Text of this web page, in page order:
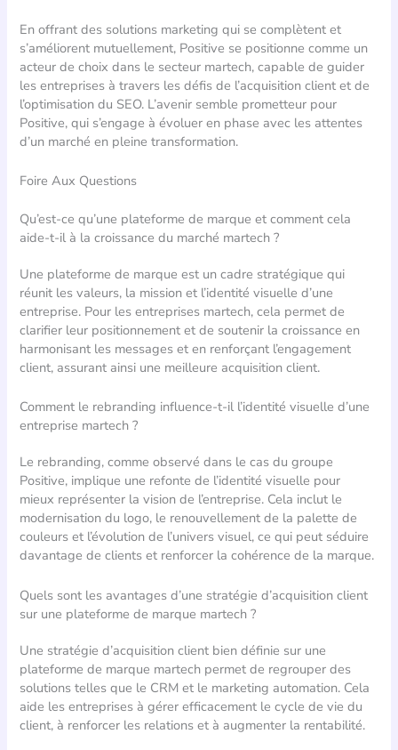
En offrant des solutions marketing qui se complètent et
s’améliorent mutuellement, Positive se positionne comme un
acteur de choix dans le secteur martech, capable de guider
les entreprises à travers les défis de l’acquisition client et de
l’optimisation du SEO. L’avenir semble prometteur pour
Positive, qui s’engage à évoluer en phase avec les attentes
d’un marché en pleine transformation.
Foire Aux Questions
Qu’est-ce qu’une plateforme de marque et comment cela
aide-t-il à la croissance du marché martech ?
Une plateforme de marque est un cadre stratégique qui
réunit les valeurs, la mission et l’identité visuelle d’une
entreprise. Pour les entreprises martech, cela permet de
clarifier leur positionnement et de soutenir la croissance en
harmonisant les messages et en renforçant l’engagement
client, assurant ainsi une meilleure acquisition client.
Comment le rebranding influence-t-il l’identité visuelle d’une
entreprise martech ?
Le rebranding, comme observé dans le cas du groupe
Positive, implique une refonte de l’identité visuelle pour
mieux représenter la vision de l’entreprise. Cela inclut le
modernisation du logo, le renouvellement de la palette de
couleurs et l’évolution de l’univers visuel, ce qui peut séduire
davantage de clients et renforcer la cohérence de la marque.
Quels sont les avantages d’une stratégie d’acquisition client
sur une plateforme de marque martech ?
Une stratégie d’acquisition client bien définie sur une
plateforme de marque martech permet de regrouper des
solutions telles que le CRM et le marketing automation. Cela
aide les entreprises à gérer efficacement le cycle de vie du
client, à renforcer les relations et à augmenter la rentabilité.